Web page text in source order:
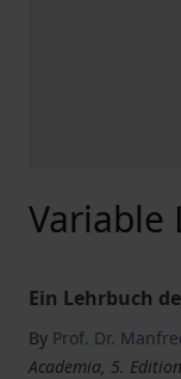
Variable
Ein Lehrbuch
By Prof. Dr.
Academia, 5.